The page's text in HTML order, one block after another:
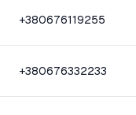
+380676119255
+380676332233